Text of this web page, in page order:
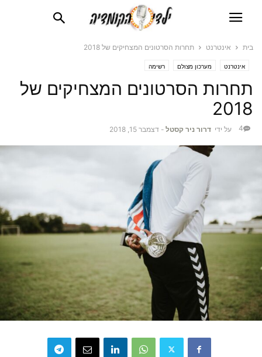
בית אינטרנט תחרות הסרטונים המצחיקים של 2018
אינטרנט מערכון מצולם רשימה
תחרות הסרטונים המצחיקים של
2018
על ידי דרור ניר קסטל - דצמבר 15, 2018 4